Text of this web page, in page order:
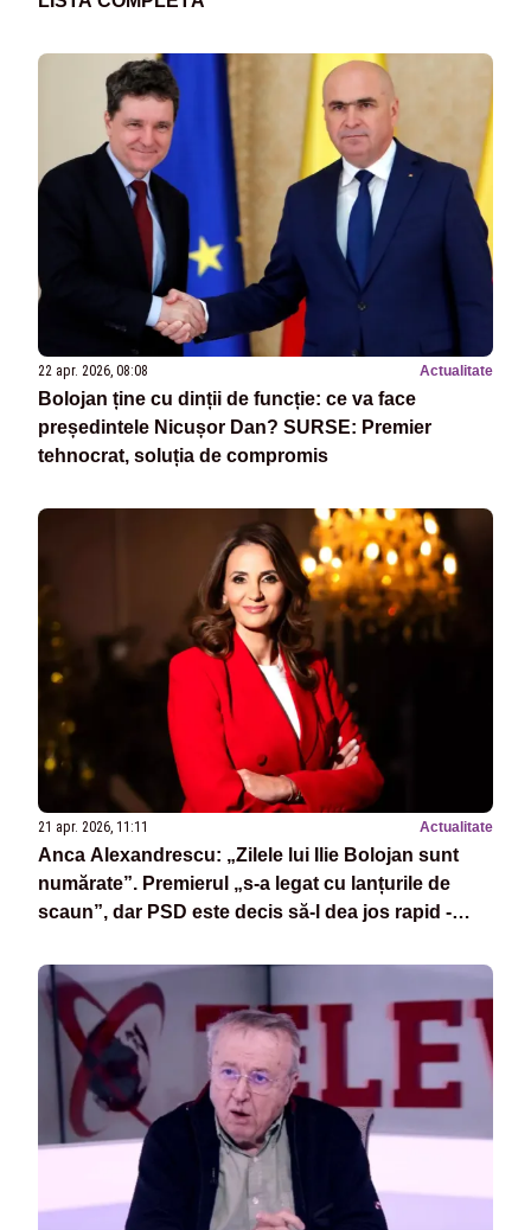
22 apr. 2026, 08:08 Actualitate
Bolojan ține cu dinții de funcție: ce va face
președintele Nicușor Dan? SURSE: Premier
tehnocrat, soluția de compromis
21 apr. 2026, 11:11 Actualitate
Anca Alexandrescu: „Zilele lui Ilie Bolojan sunt
numărate”. Premierul „s-a legat cu lanțurile de
scaun”, dar PSD este decis să-l dea jos rapid -